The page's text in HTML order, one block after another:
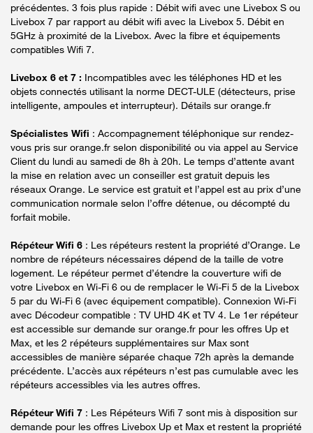
précédentes. 3 fois plus rapide : Débit wifi avec une Livebox S ou
Livebox 7 par rapport au débit wifi avec la Livebox 5. Débit en
5GHz à proximité de la Livebox. Avec la fibre et équipements
compatibles Wifi 7.
Livebox 6 et 7 : Incompatibles avec les téléphones HD et les
objets connectés utilisant la norme DECT-ULE (détecteurs, prise
intelligente, ampoules et interrupteur). Détails sur orange.fr
Spécialistes Wifi : Accompagnement téléphonique sur rendez-
vous pris sur orange.fr selon disponibilité ou via appel au Service
Client du lundi au samedi de 8h à 20h. Le temps d’attente avant
la mise en relation avec un conseiller est gratuit depuis les
réseaux Orange. Le service est gratuit et l’appel est au prix d’une
communication normale selon l’offre détenue, ou décompté du
forfait mobile.
Répéteur Wifi 6 : Les répéteurs restent la propriété d’Orange. Le
nombre de répéteurs nécessaires dépend de la taille de votre
logement. Le répéteur permet d’étendre la couverture wifi de
votre Livebox en Wi-Fi 6 ou de remplacer le Wi-Fi 5 de la Livebox
5 par du Wi-Fi 6 (avec équipement compatible). Connexion Wi-Fi
avec Décodeur compatible : TV UHD 4K et TV 4. Le 1er répéteur
est accessible sur demande sur orange.fr pour les offres Up et
Max, et les 2 répéteurs supplémentaires sur Max sont
accessibles de manière séparée chaque 72h après la demande
précédente. L’accès aux répéteurs n’est pas cumulable avec les
répéteurs accessibles via les autres offres.
Répéteur Wifi 7 : Les Répéteurs Wifi 7 sont mis à disposition sur
demande pour les offres Livebox Up et Max et restent la propriété